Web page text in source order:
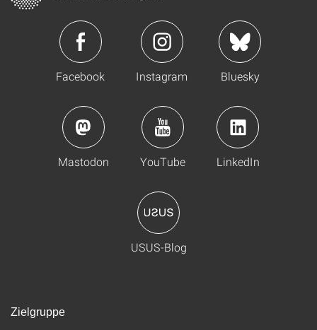
Facebook Instagram Bluesky
Mastodon YouTube LinkedIn
USUS-Blog
Zielgruppe